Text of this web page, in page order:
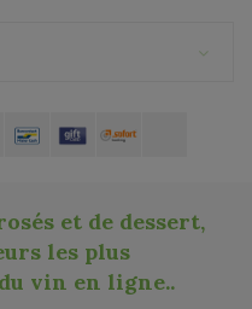
et de dessert,
les plus
vin en ligne..